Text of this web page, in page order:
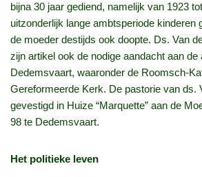
bijna 30 jaar gediend, namelijk van 1923
uitzonderlijk lange ambtsperiode kinderen
de moeder destijds ook doopte. Ds. Van
zijn artikel ook de nodige aandacht aan de
Dedemsvaart, waaronder de Roomsch-
Gereformeerde Kerk. De pastorie van ds.
gevestigd in Huize “Marquette” aan de
98 te Dedemsvaart.
Het politieke leven